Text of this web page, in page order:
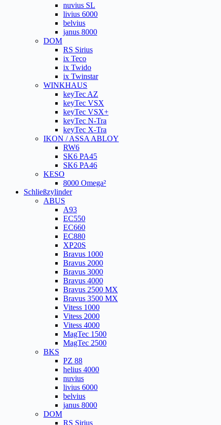
nuvius SL
livius 6000
belvius
janus 8000
DOM
RS Sirius
ix Teco
ix Twido
ix Twinstar
WINKHAUS
keyTec AZ
keyTec VSX
keyTec VSX+
keyTec N-Tra
keyTec X-Tra
IKON / ASSA ABLOY
RW6
SK6 PA45
SK6 PA46
KESO
8000 Omega²
Schließzylinder
ABUS
A93
EC550
EC660
EC880
XP20S
Bravus 1000
Bravus 2000
Bravus 3000
Bravus 4000
Bravus 2500 MX
Bravus 3500 MX
Vitess 1000
Vitess 2000
Vitess 4000
MagTec 1500
MagTec 2500
BKS
PZ 88
helius 4000
nuvius
livius 6000
belvius
janus 8000
DOM
RS Sirius